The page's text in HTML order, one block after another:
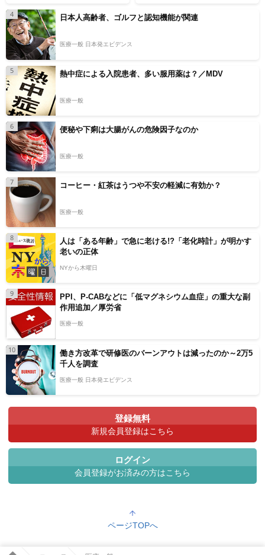
4 日本人高齢者、ゴルフと認知機能が関連
医療一般 日本発エビデンス
5 熱中症による入院患者、多い服用薬は？／MDV
医療一般
6 便秘や下痢は大腸がんの危険因子なのか
医療一般
7 コーヒー・紅茶はうつや不安の軽減に有効か？
医療一般
8
人は「ある年齢」で急に老ける!?「老化時計」が明かす
老いの正体
NYから木曜日
9
PPI、P-CABなどに「低マグネシウム血症」の重大な副
作用追加／厚労省
医療一般
10
働き方改革で研修医のバーンアウトは減ったのか～2万5
千人を調査
医療一般 日本発エビデンス
登録無料
新規会員登録はこちら
ログイン
会員登録がお済みの方はこちら
ページTOPへ